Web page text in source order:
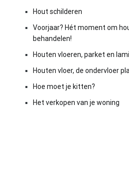
Hout schilderen
Voorjaar? Hét moment om
behandelen!
Houten vloeren, parket en
Houten vloer, de ondervloer
Hoe moet je kitten?
Het verkopen van je woning